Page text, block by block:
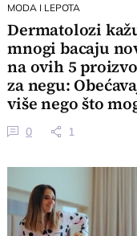
MODA I LEPOTA
Dermatolozi
mnogi bacaju
na ovih 5
za negu:
više nego što
ispune
0 1